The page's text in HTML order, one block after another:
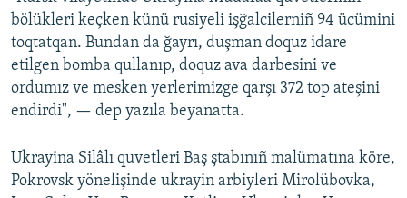
bölükleri keçken künü rusiyeli işğalcilerniñ 94 ücümini
toqtatqan. Bundan da ğayrı, duşman doquz idare
etilgen bomba qullanıp, doquz ava darbesini ve
ordumız ve mesken yerlerimizge qarşı 372 top ateşini
endirdi", — dep yazıla beyanatta.
Ukrayina Silâlı quvetleri Baş ştabınıñ malümatına köre,
Pokrovsk yönelişinde ukrayin arbiyleri Mirolübovka,